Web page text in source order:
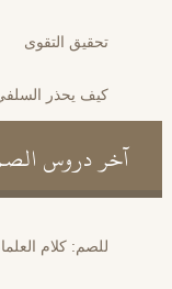
تحقيق التقوى
كيف يحذر
آخر دروس
للصم: كلام